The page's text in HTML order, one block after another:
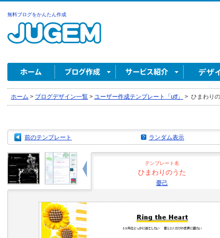
無料ブログをかんたん作成
ホーム > ブログデザイン一覧 > ユーザー作成テンプレート「utf」 > ひまわり
前のテンプレート ランダム表示
テンプレート名
ひまわりのうた
憂己